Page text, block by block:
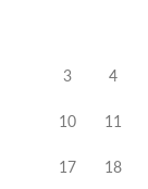
3 4
10 11
17 18